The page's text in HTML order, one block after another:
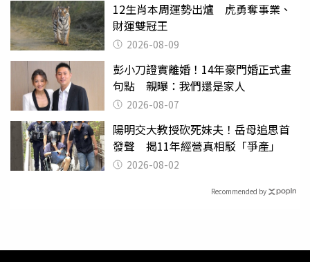
12生肖本周運勢出爐 虎勇奪事業、
財運雙冠王
2026-08-09
彭小刀證實離婚！14年豪門婚正式畫
句點 親曝：我們還是家人
2026-08-07
陽明交大教授砍死妹夫！岳母追思首
發聲 揭11年經營真相駁「爭產」
2026-08-02
Recommended by